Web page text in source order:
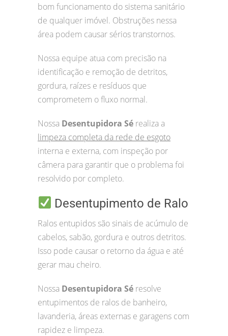
bom funcionamento do sistema sanitário
de qualquer imóvel. Obstruções nessa
área podem causar sérios transtornos.
Nossa equipe atua com precisão na
identificação e remoção de detritos,
gordura, raízes e resíduos que
comprometem o fluxo normal.
Nossa Desentupidora Sé realiza a
limpeza completa da rede de esgoto
interna e externa, com inspeção por
câmera para garantir que o problema foi
resolvido por completo.
Desentupimento de Ralo
Ralos entupidos são sinais de acúmulo de
cabelos, sabão, gordura e outros detritos.
Isso pode causar o retorno da água e até
gerar mau cheiro.
Nossa Desentupidora Sé resolve
entupimentos de ralos de banheiro,
lavanderia, áreas externas e garagens com
rapidez e limpeza.